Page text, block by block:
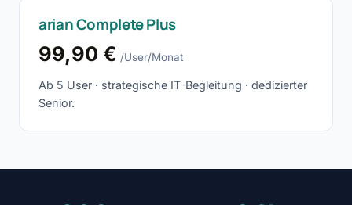
arian Complete Plus
99,90 € /User/Monat
Ab 5 User · strategische IT-Begleitung · dedizierter
Senior.